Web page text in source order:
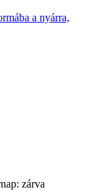
a nyárra,
zárva